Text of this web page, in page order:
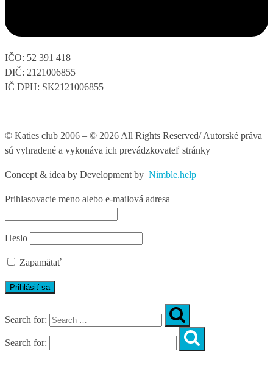
IČO: 52 391 418
DIČ: 2121006855
IČ DPH: SK2121006855
© Katies club 2006 – © 2026 All Rights Reserved/ Autorské práva
sú vyhradené a vykonáva ich prevádzkovateľ stránky
Concept & idea by Development by Nimble.help
Prihlasovacie meno alebo e-mailová adresa
Heslo
Zapamätať
Search for:
Search for: